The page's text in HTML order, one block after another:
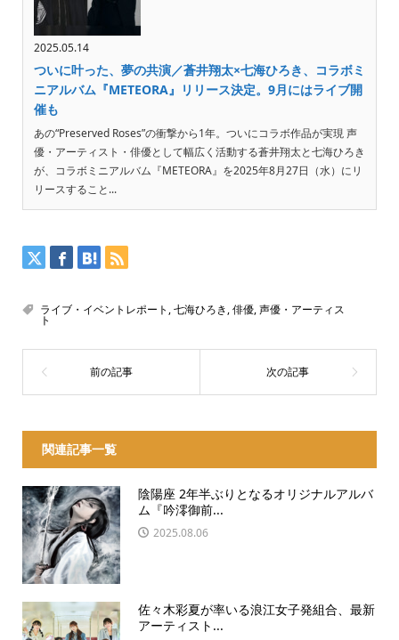
2025.05.14
ついに叶った、夢の共演／蒼井翔太×七海ひろき、コラボミ
ニアルバム『METEORA』リリース決定。9月にはライブ開
催も
あの“Preserved Roses”の衝撃から1年。ついにコラボ作品が実現 声
優・アーティスト・俳優として幅広く活動する蒼井翔太と七海ひろき
が、コラボミニアルバム『METEORA』を2025年8月27日（水）にリ
リースすること...
ライブ・イベントレポート ,七海ひろき,俳優,声優・アーティス
ト
関連記事一覧
陰陽座 2年半ぶりとなるオリジナルアルバ
ム『吟澪御前...
2025.08.06
佐々木彩夏が率いる浪江女子発組合、最新
アーティスト...